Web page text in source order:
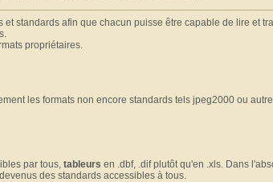
standards afin que chacun puisse être capable de lire et
propriétaires.
les formats non encore standards tels jpeg2000 ou
par tous, tableurs en .dbf, .dif plutôt qu'en .xls. Dans
des standards accessibles à tous.